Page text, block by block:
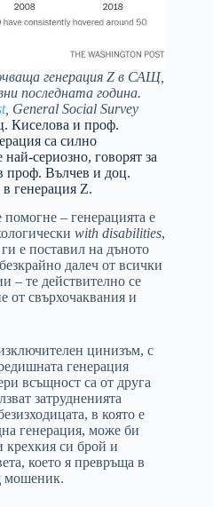
генерация Z в САЩ,
последната година.
, General Social Survey
Киселова и проф.
са силно
сериозно, говорят за
проф. Вълчев и доц.
генерация Z.
– генерацията е
with disabilities,
е поставил на дъното
далеч от всички
– те действително се
от свърхочаквания и
цинизъм, с
генерация
всъщност са от друга
затрудненията
в която е
генерация, може би
крехкия си брой и
което я превръща в
мошеник.